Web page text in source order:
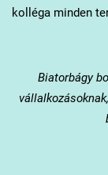
kolléga minden
Biatorbágy